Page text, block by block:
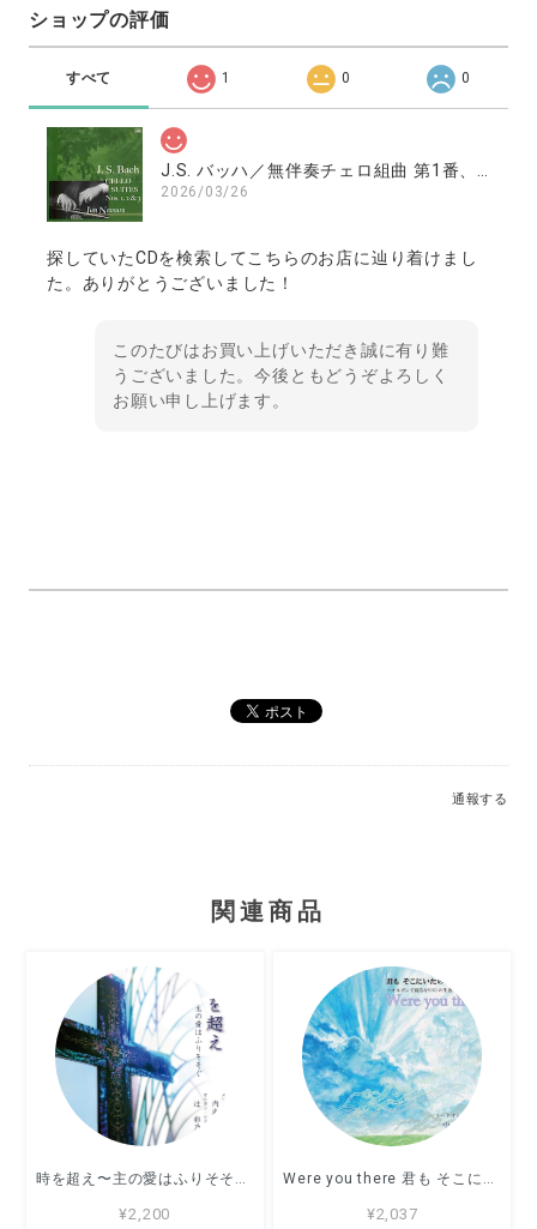
ショップの評価
すべて 1 0 0
2026/03/26
探していたCDを検索してこちらのお店に辿り着けまし
た。ありがとうございました！
このたびはお買い上げいただき誠に有り難
うございました。今後ともどうぞよろしく
お願い申し上げます。
通報する
関連商品
時を超え〜主の愛はふりそそぐ〜 日本聖公会聖歌集vol2 内海由美子、辻彩乃
¥2,200
Were you there 君も そこにいたのか リードオルガン：中村証二
¥2,037